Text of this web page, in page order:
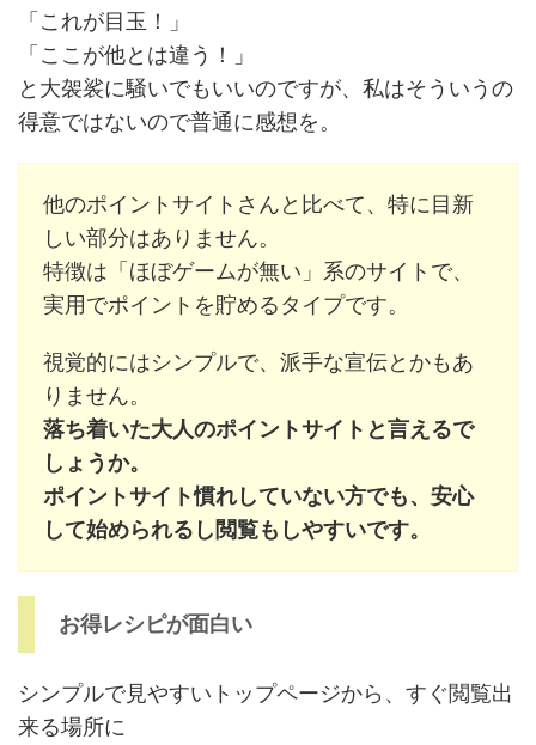
「これが目玉！」
「ここが他とは違う！」
と大袈裟に騒いでもいいのですが、私はそういうの
得意ではないので普通に感想を。
他のポイントサイトさんと比べて、特に目新
しい部分はありません。
特徴は「ほぼゲームが無い」系のサイトで、
実用でポイントを貯めるタイプです。
視覚的にはシンプルで、派手な宣伝とかもあ
りません。
落ち着いた大人のポイントサイトと言えるで
しょうか。
ポイントサイト慣れしていない方でも、安心
して始められるし閲覧もしやすいです。
お得レシピが面白い
シンプルで見やすいトップページから、すぐ閲覧出
来る場所に